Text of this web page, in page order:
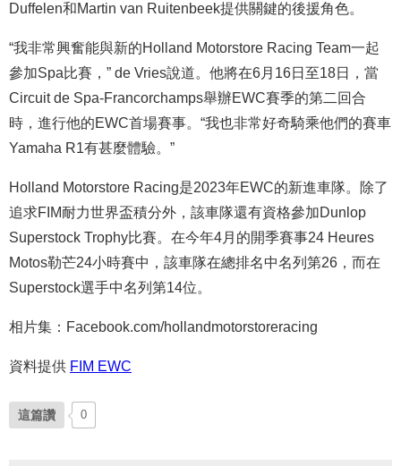
Duffelen和Martin van Ruitenbeek提供關鍵的後援角色。
“我非常興奮能與新的Holland Motorstore Racing Team一起
參加Spa比賽，” de Vries說道。他將在6月16日至18日，當
Circuit de Spa-Francorchamps舉辦EWC賽季的第二回合
時，進行他的EWC首場賽事。“我也非常好奇騎乘他們的賽車
Yamaha R1有甚麼體驗。”
Holland Motorstore Racing是2023年EWC的新進車隊。除了
追求FIM耐力世界盃積分外，該車隊還有資格參加Dunlop
Superstock Trophy比賽。在今年4月的開季賽事24 Heures
Motos勒芒24小時賽中，該車隊在總排名中名列第26，而在
Superstock選手中名列第14位。
相片集：Facebook.com/hollandmotorstoreracing
資料提供 FIM EWC
這篇讚 0